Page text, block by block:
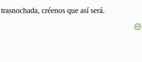
créenos que así será.